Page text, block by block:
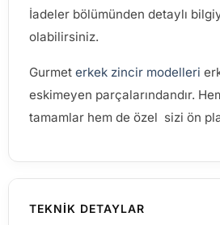
İadeler bölümünden detaylı
olabilirsiniz.
Gurmet erkek zincir modelleri
eskimeyen parçalarındandır.
tamamlar hem de özel sizi ön
TEKNIK DETAYLAR